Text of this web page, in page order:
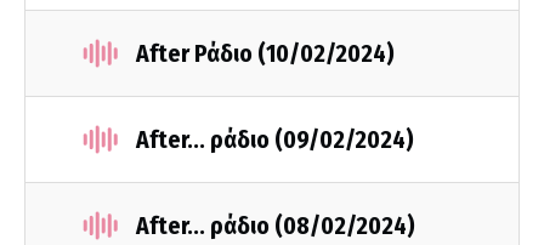
After Ράδιο (10/02/2024)
After... ράδιο (09/02/2024)
After... ράδιο (08/02/2024)